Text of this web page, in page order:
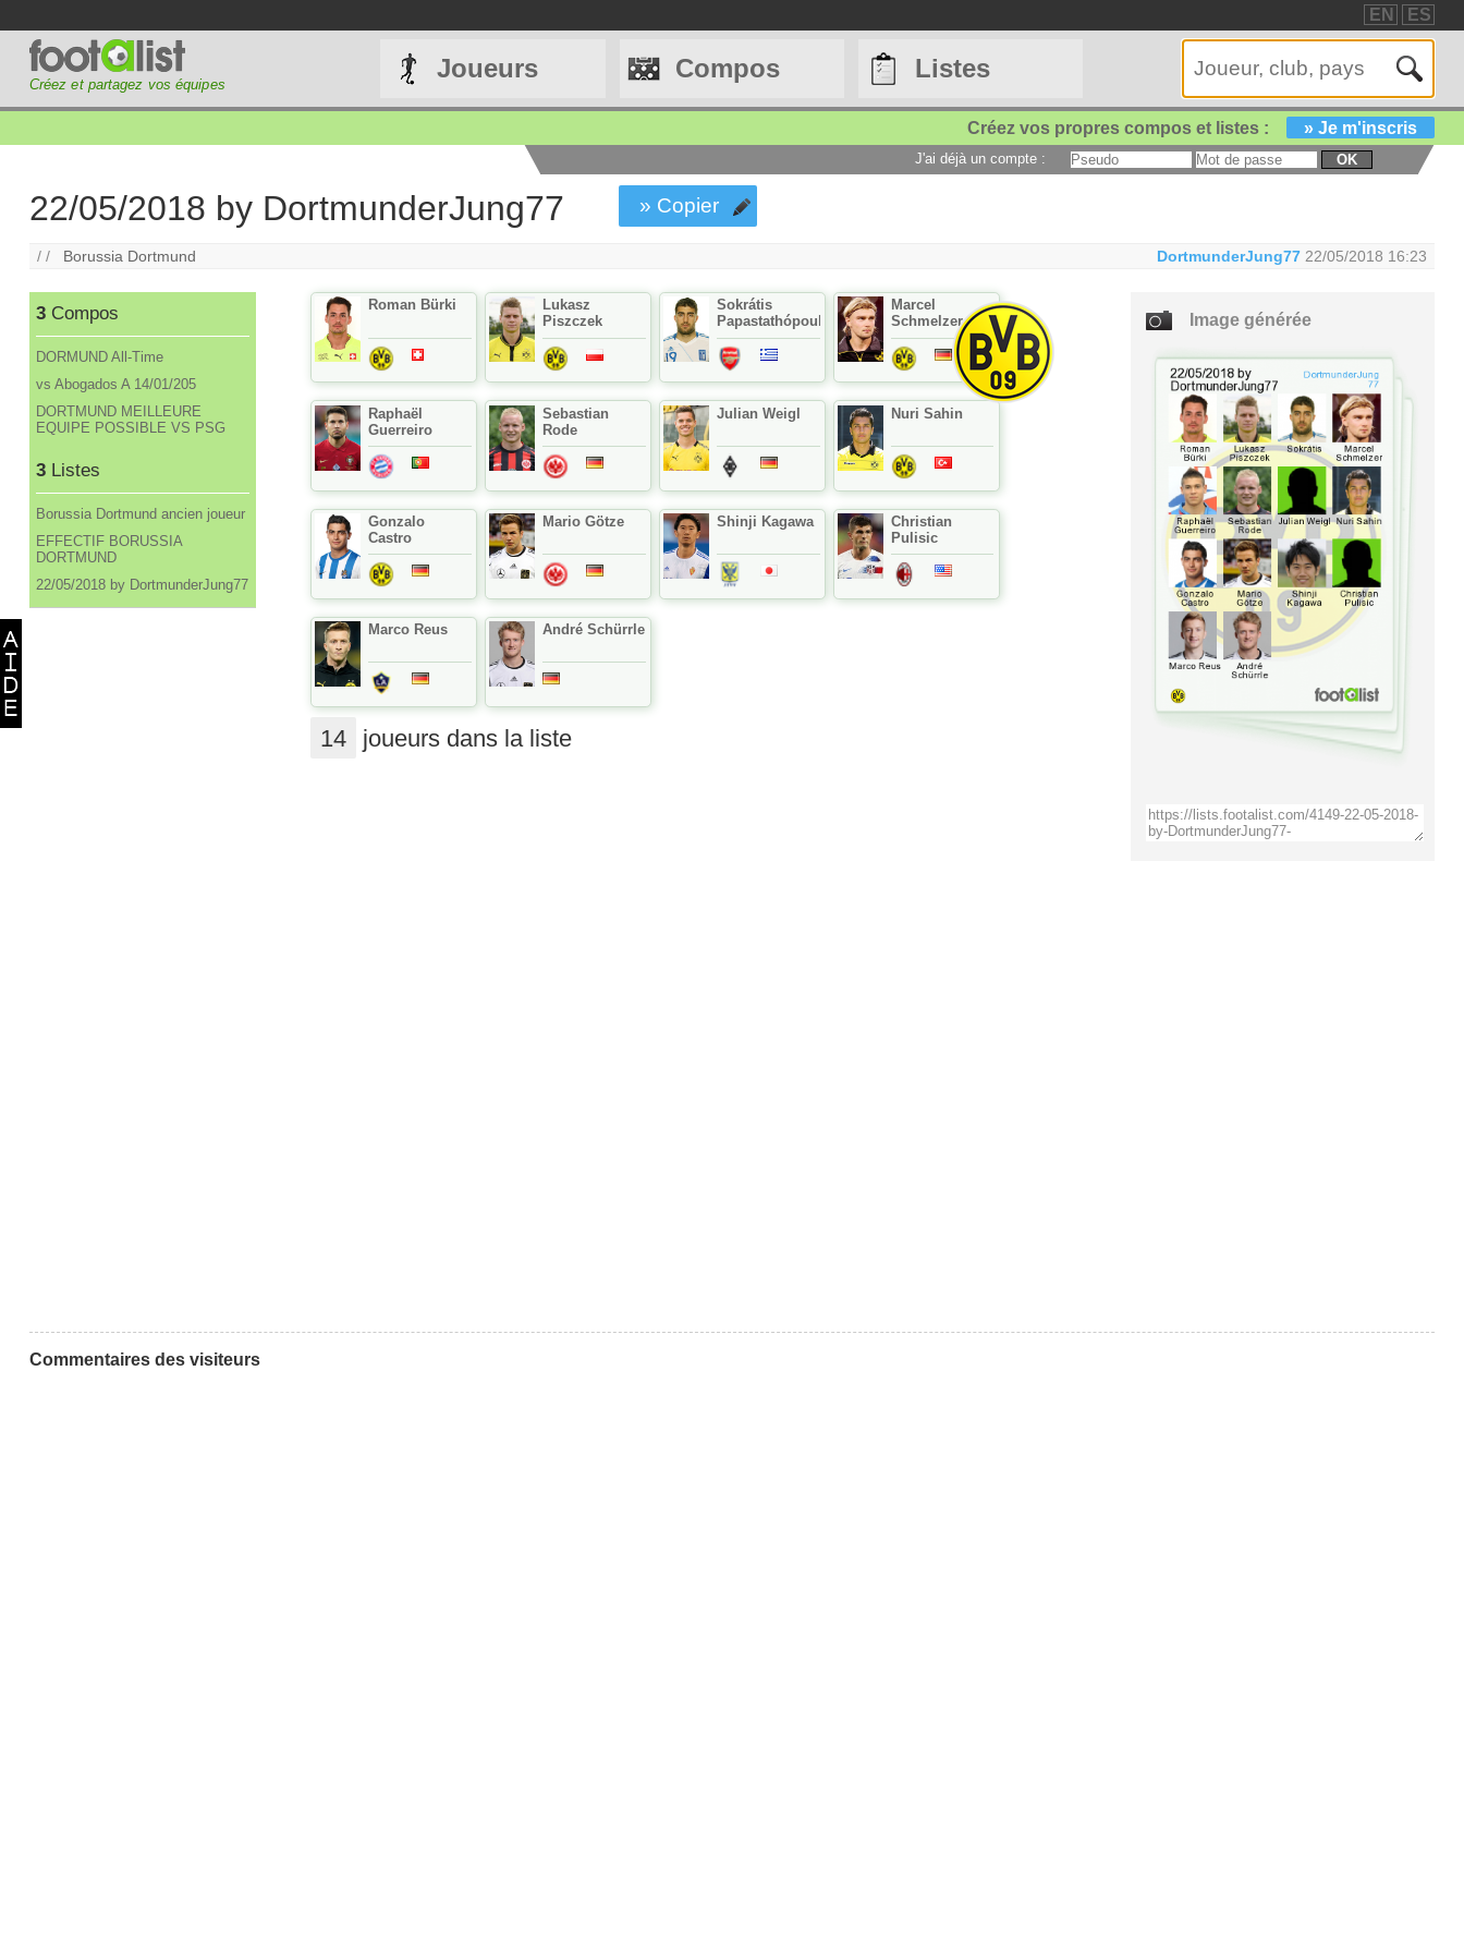
EN ES
Créez et partagez vos équipes
Joueurs Compos Listes
Créez vos propres compos et listes : » Je m'inscris
J'ai déjà un compte : OK
22/05/2018 by DortmunderJung77 » Copier
/ / Borussia Dortmund DortmunderJung77 22/05/2018 16:23
3 Compos
DORMUND All-Time
vs Abogados A 14/01/205
DORTMUND MEILLEURE
EQUIPE POSSIBLE VS PSG
3 Listes
Borussia Dortmund ancien joueur
EFFECTIF BORUSSIA
DORTMUND
22/05/2018 by DortmunderJung77
Roman Bürki
Lukasz
Piszczek
Sokrátis
Papastathópoulos
Marcel
Schmelzer
Raphaël
Guerreiro
Sebastian
Rode
Julian Weigl Nuri Sahin
Gonzalo
Castro
Mario Götze Shinji Kagawa
Christian
Pulisic
Marco Reus André Schürrle
14 joueurs dans la liste
Image générée
Commentaires des visiteurs